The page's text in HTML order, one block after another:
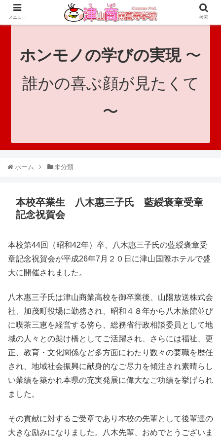
since 1921｜地域と共に未来へつなげ！｜Tsuyama Commercial High School
ホンモノの学びの実現〜
誰かの喜ぶ顔が見たくて
〜
ホーム 未分類
本校卒業生 八木惠三子氏 藍綬褒章受章
記念祝賀会
本校第44回（昭和42年）卒、八木惠三子氏の藍綬褒章受
章記念祝賀会が平成26年7月２０日に津山国際ホテルで盛
大に開催されました。
八木惠三子氏は津山商業高校を御卒業後、山陽放送株式会
社、加茂町役場に勤務され、昭和４８年から八木旅館並び
に喫茶三恵を経営する傍ら、総務省行政相談委員として地
域の人々との架け橋としてご活躍され、さらには福祉、更
正、教育・文化関係など多方面にわたり数々の要職を歴任
され、地域社会振興に献身的なご尽力を傾注され素晴らし
い業績を築かれ本県の充実発展に偉大なご功績を挙げられ
ました。
その貢献に対するご受章であり本校の先輩として後輩達の
大きな励みになりました。八木先輩、おめでとうございま
メニュー 検索